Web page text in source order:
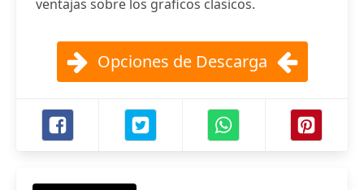
ventajas sobre los graficos clasicos.
Opciones de Descarga